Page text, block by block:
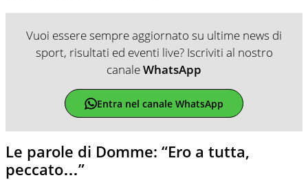
Vuoi essere sempre aggiornato su ultime news di
sport, risultati ed eventi live? Iscriviti al nostro
canaleWhatsApp
Entra nel canale WhatsApp
Le parole di Domme: “Ero a tutta,
peccato…”